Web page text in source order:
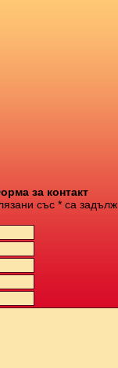
за контакт
със * са